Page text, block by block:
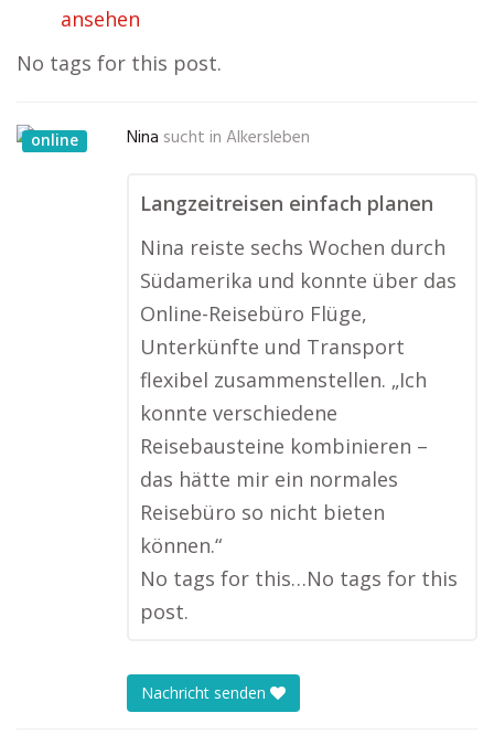
ansehen
No tags for this post.
online Nina sucht in Alkersleben
Langzeitreisen einfach planen
Nina reiste sechs Wochen durch
Südamerika und konnte über das
Online-Reisebüro Flüge,
Unterkünfte und Transport
flexibel zusammenstellen. „Ich
konnte verschiedene
Reisebausteine kombinieren –
das hätte mir ein normales
Reisebüro so nicht bieten
können.“
No tags for this…No tags for this
post.
Nachricht senden